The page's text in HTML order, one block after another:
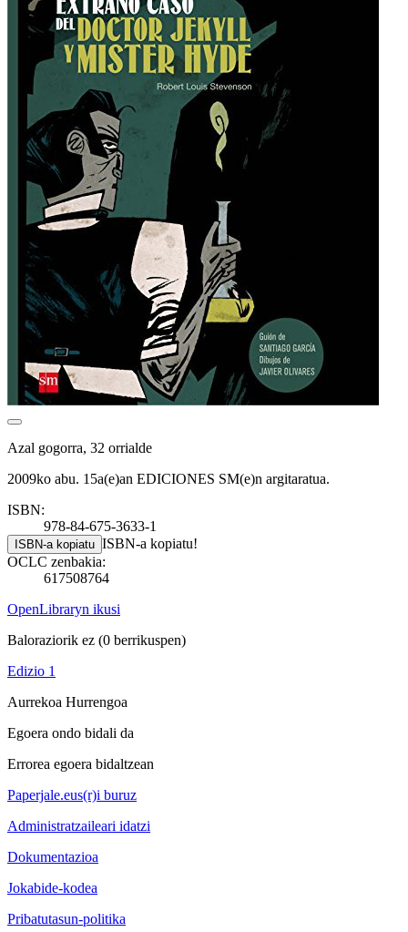
Azal gogorra, 32 orrialde
2009ko abu. 15a(e)an EDICIONES SM(e)n argitaratua.
ISBN:
978-84-675-3633-1
ISBN-a kopiatu ISBN-a kopiatu!
OCLC zenbakia:
617508764
OpenLibraryn ikusi
Baloraziorik ez (0 berrikuspen)
Edizio 1
Aurrekoa Hurrengoa
Egoera ondo bidali da
Errorea egoera bidaltzean
Paperjale.eus(r)i buruz
Administratzaileari idatzi
Dokumentazioa
Jokabide-kodea
Pribatutasun-politika